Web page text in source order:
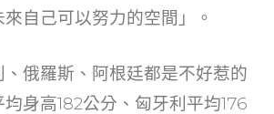
自己可以努力的空間」。
、俄羅斯、阿根廷都是不好惹的
身高182公分、匈牙利平均176